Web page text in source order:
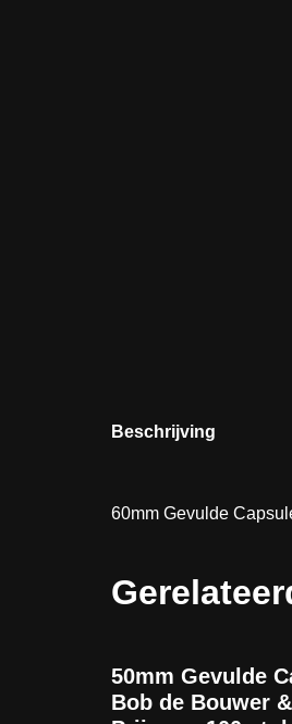
Beschrijving
60mm Gevulde
50mm Gevulde
Bob de Bouwer